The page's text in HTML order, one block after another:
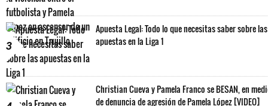
3
Apuesta Legal: Todo lo que necesitas saber sobre las
apuestas en la Liga 1
Christian Cueva y Pamela Franco se BESAN, en
de denuncia de agresión de Pamela López [VIDEO]